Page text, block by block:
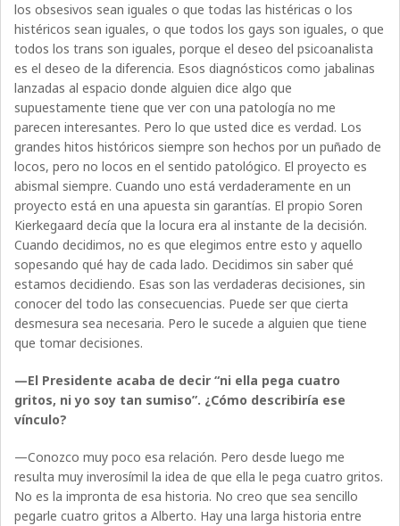
los obsesivos sean iguales o que todas las histéricas o los
histéricos sean iguales, o que todos los gays son iguales, o que
todos los trans son iguales, porque el deseo del psicoanalista
es el deseo de la diferencia. Esos diagnósticos como jabalinas
lanzadas al espacio donde alguien dice algo que
supuestamente tiene que ver con una patología no me
parecen interesantes. Pero lo que usted dice es verdad. Los
grandes hitos históricos siempre son hechos por un puñado de
locos, pero no locos en el sentido patológico. El proyecto es
abismal siempre. Cuando uno está verdaderamente en un
proyecto está en una apuesta sin garantías. El propio Soren
Kierkegaard decía que la locura era al instante de la decisión.
Cuando decidimos, no es que elegimos entre esto y aquello
sopesando qué hay de cada lado. Decidimos sin saber qué
estamos decidiendo. Esas son las verdaderas decisiones, sin
conocer del todo las consecuencias. Puede ser que cierta
desmesura sea necesaria. Pero le sucede a alguien que tiene
que tomar decisiones.
—El Presidente acaba de decir “ni ella pega cuatro
gritos, ni yo soy tan sumiso”. ¿Cómo describiría ese
vínculo?
—Conozco muy poco esa relación. Pero desde luego me
resulta muy inverosímil la idea de que ella le pega cuatro gritos.
No es la impronta de esa historia. No creo que sea sencillo
pegarle cuatro gritos a Alberto. Hay una larga historia entre